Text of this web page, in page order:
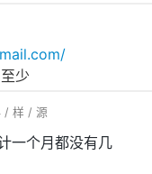
少
/ 样 / 源
一个月都没有几